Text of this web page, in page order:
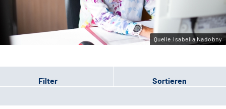
Gebärdensprache
Quelle:Isabella Nadobny
Filter Sortieren